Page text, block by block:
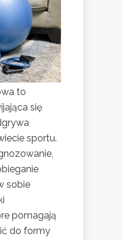
to
się
sportu.
sobie
pomagają
do formy